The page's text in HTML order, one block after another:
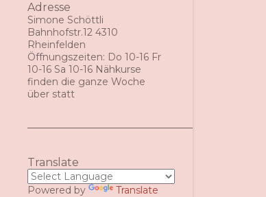
Adresse
Simone Schöttli
Bahnhofstr.12 4310
Rheinfelden
Öffnungszeiten: Do 10-16 Fr
10-16 Sa 10-16 Nähkurse
finden die ganze Woche
über statt
Translate
Powered by Translate